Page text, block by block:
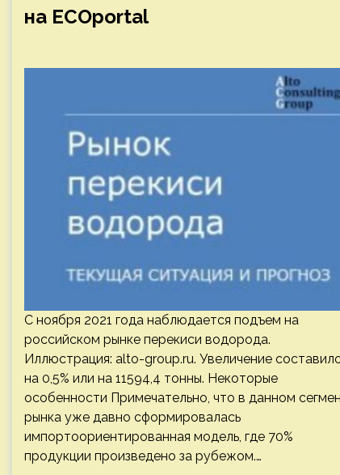
на ECOportal
С ноября 2021 года наблюдается подъем на
российском рынке перекиси водорода.
Иллюстрация: alto-group.ru. Увеличение
на 0,5% или на 11594,4 тонны. Некоторые
особенности Примечательно, что в данном
рынка уже давно сформировалась
импортоориентированная модель, где 70%
продукции произведено за рубежом.…